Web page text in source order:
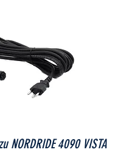
NORDRIDE 4090 VISTA